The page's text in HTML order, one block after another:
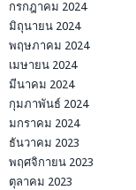
กรกฎาคม 2024
มิถุนายน 2024
พฤษภาคม 2024
เมษายน 2024
มีนาคม 2024
กุมภาพันธ์ 2024
มกราคม 2024
ธันวาคม 2023
พฤศจิกายน 2023
ตุลาคม 2023